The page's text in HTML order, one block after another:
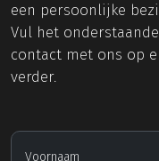
een persoonlijke
Vul het
contact met ons op
verder.
Voornaam